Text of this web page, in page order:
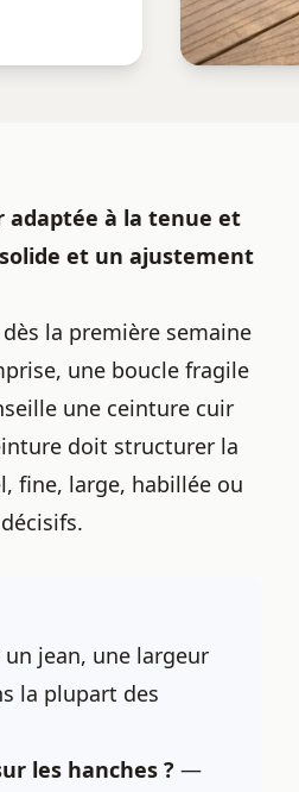
adaptée à la tenue et
et un ajustement
la première semaine
une boucle fragile
une ceinture cuir
doit structurer la
fine, large, habillée ou
jean, une largeur
la plupart des
les hanches ? —